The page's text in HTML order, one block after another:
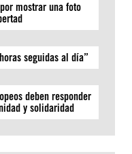
mostrar una foto
seguidas al día”
deben responder
y solidaridad